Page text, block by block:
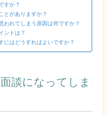
すか？
とがありますか？
われてしまう原因は何ですか？
ントは？
にはどうすればよいですか？
談になってしま